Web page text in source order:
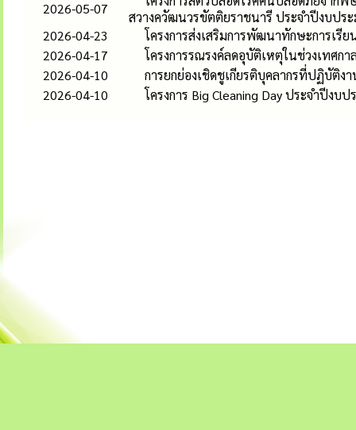
2026-05-07
สวางควัฒนวรขัตติยราชนารี ประจำปีงบปร
2026-04-23
โครงการส่งเสริมการพัฒนาทักษะการเ
2026-04-17
โครงการรณรงค์ลดอุบัติเหตุในช่วงเทศก
2026-04-10
การยกย่องเชิดชูเกียรติบุคลากรที่ปฏิบัติ
2026-04-10
โครงการ Big Cleaning Day ประจำปีง